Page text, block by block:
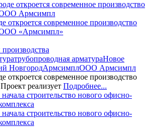
откроется современное производство
ООО «Армсимпл»
трубопроводная арматураНовое
НовгородАрмсимплООО Армсимпл
откроется современное производство
реализует Подробнее...
строительство нового офисно-